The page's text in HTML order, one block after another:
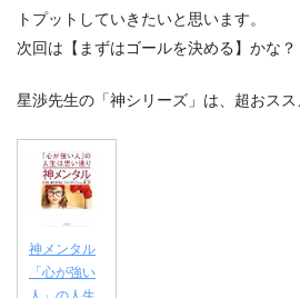
トプットしていきたいと思います。
次回は【まずはゴールを決める】かな？
星渉先生の「神シリーズ」は、超おスス
神メンタル
「心が強い